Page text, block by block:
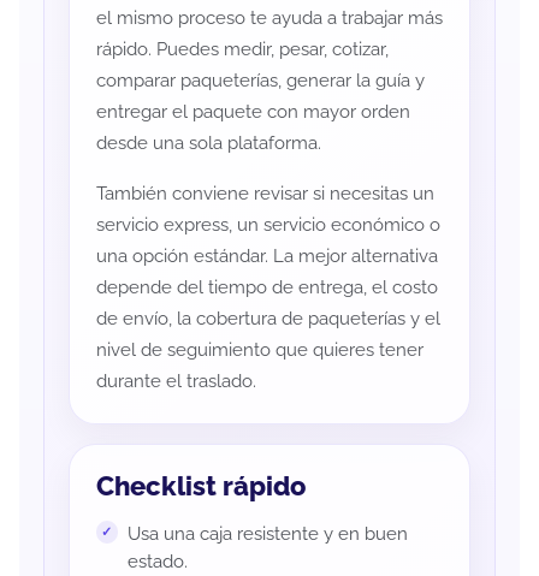
el mismo proceso te ayuda a trabajar más
rápido. Puedes medir, pesar, cotizar,
comparar paqueterías, generar la guía y
entregar el paquete con mayor orden
desde una sola plataforma.
También conviene revisar si necesitas un
servicio express, un servicio económico o
una opción estándar. La mejor alternativa
depende del tiempo de entrega, el costo
de envío, la cobertura de paqueterías y el
nivel de seguimiento que quieres tener
durante el traslado.
Checklist rápido
Usa una caja resistente y en buen
estado.